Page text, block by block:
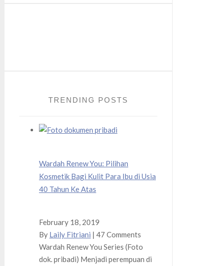
TRENDING POSTS
Wardah Renew You: Pilihan
Kosmetik Bagi Kulit Para Ibu di Usia
40 Tahun Ke Atas
February 18, 2019
By Laily Fitriani | 47 Comments
Wardah Renew You Series (Foto
dok. pribadi) Menjadi perempuan di